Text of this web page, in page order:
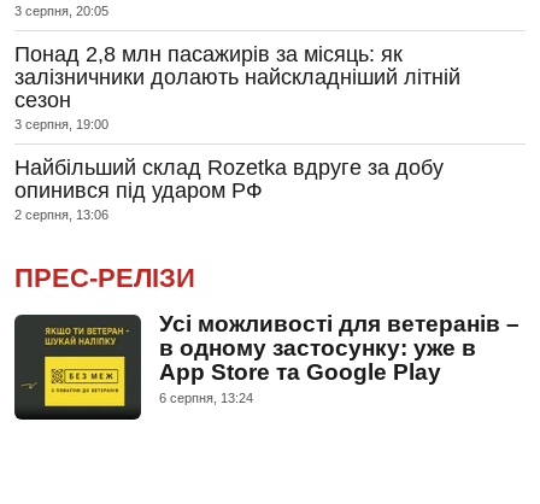
3 серпня, 20:05
Понад 2,8 млн пасажирів за місяць: як
залізничники долають найскладніший літній
сезон
3 серпня, 19:00
Найбільший склад Rozetka вдруге за добу
опинився під ударом РФ
2 серпня, 13:06
ПРЕС-РЕЛІЗИ
Усі можливості для ветеранів –
в одному застосунку: уже в
App Store та Google Play
6 серпня, 13:24